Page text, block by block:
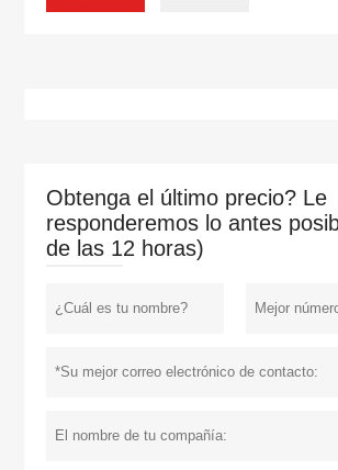
Obtenga el último precio? Le
responderemos lo antes
de las 12 horas)